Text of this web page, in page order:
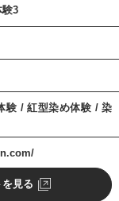
3
験 / 紅型染め体験 / 染
見る